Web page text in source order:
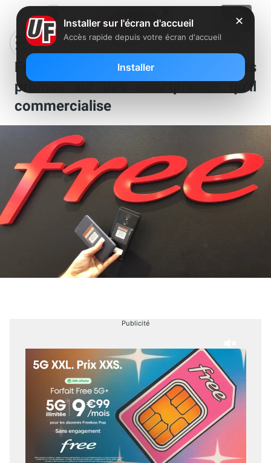
Free Mobile lance de nouvelles
promos sur des smartphones qu’il
commercialise
Publicité
✕
Installer sur l'écran d'accueil
Accès rapide depuis votre écran d'accueil
Installer